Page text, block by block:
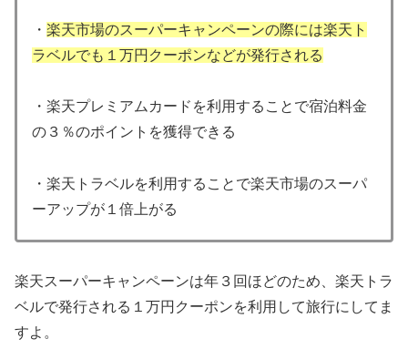
・ 楽天市場のスーパーキャンペーンの際には楽天ト
ラベルでも１万円クーポンなどが発行される
・楽天プレミアムカードを利用することで宿泊料金
の３％のポイントを獲得できる
・楽天トラベルを利用することで楽天市場のスーパ
ーアップが１倍上がる
楽天スーパーキャンペーンは年３回ほどのため、楽天トラ
ベルで発行される１万円クーポンを利用して旅行にしてま
すよ。